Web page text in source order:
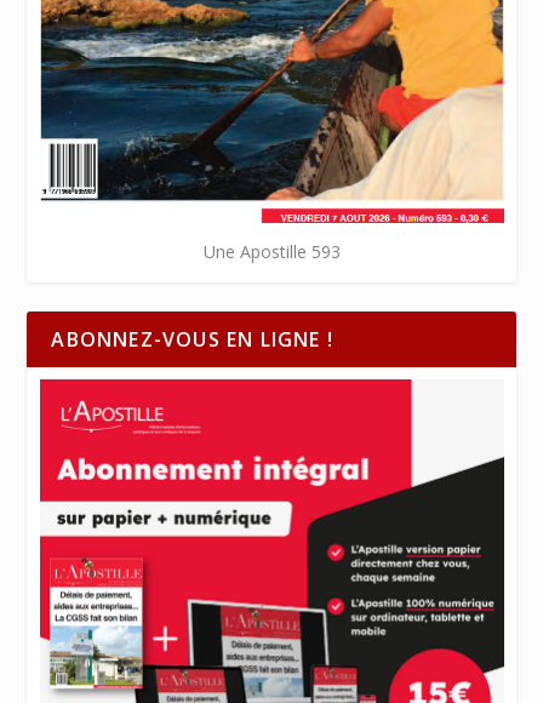
Une Apostille 593
ABONNEZ-VOUS EN LIGNE !